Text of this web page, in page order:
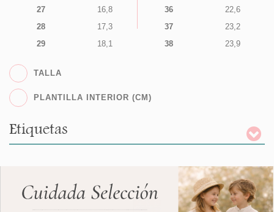
27
16,8
28
17,3
29
18,1
36
22,6
37
23,2
38
23,9
TALLA
PLANTILLA INTERIOR (CM)
Etiquetas